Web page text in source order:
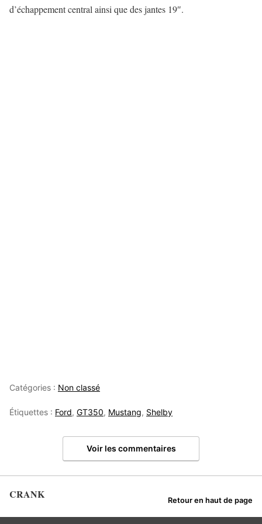
d’échappement central ainsi que des jantes 19″.
Catégories : Non classé
Étiquettes : Ford, GT350, Mustang, Shelby
Voir les commentaires
CRANK Retour en haut de page